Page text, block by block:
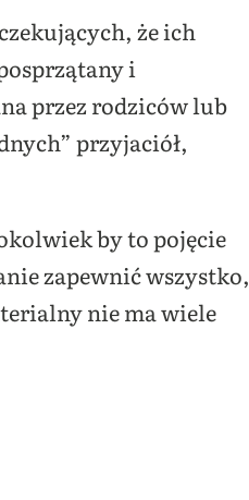
że ich
i
przez rodziców lub
przyjaciół,
by to pojęcie
zapewnić wszystko,
nie ma wiele